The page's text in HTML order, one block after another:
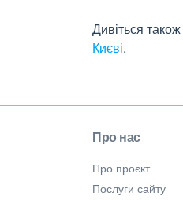
Дивіться також
Києві.
Про нас
Про проєкт
Послуги сайту